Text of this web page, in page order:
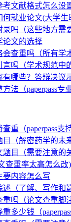
文献格式怎么设
何就业论文(大学
吗（这些地方需
论文的选择
会查重吗（所有学
吗（学术规范中
有哪些？答辩决议
法（paperpass专
重（paperpass支
（解密药学的未
目（需要注意的
查重率太高怎么改)
要内容怎么写
（了解、写作和
吗（论文查重脚
多少钱（